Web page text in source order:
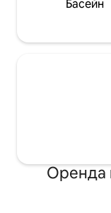
Басейн
Оренда